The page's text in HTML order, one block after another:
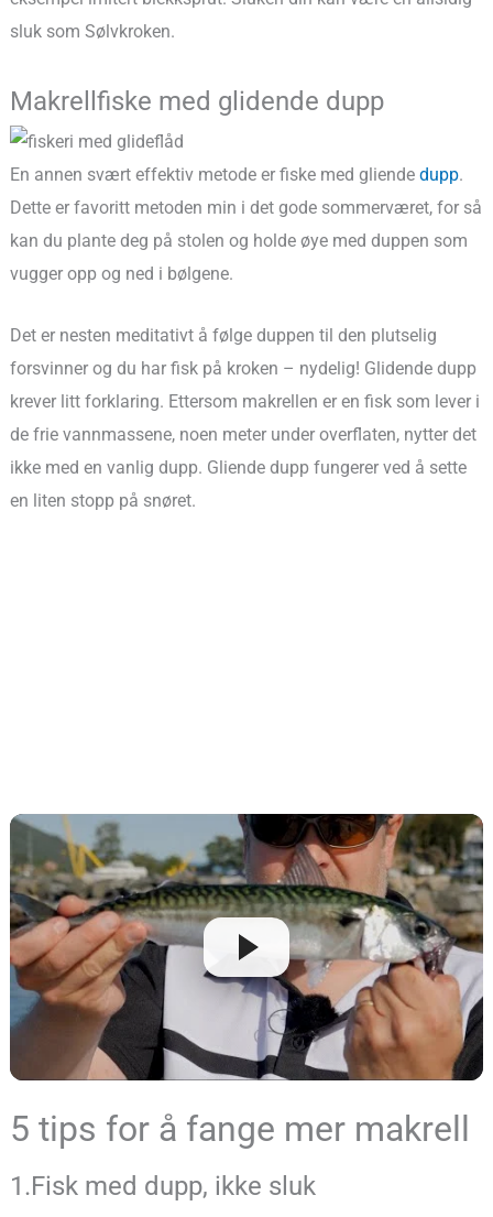
sluk som Sølvkroken.
Makrellfiske med glidende dupp
En annen svært effektiv metode er fiske med gliende dupp.
Dette er favoritt metoden min i det gode sommerværet, for så
kan du plante deg på stolen og holde øye med duppen som
vugger opp og ned i bølgene.
Det er nesten meditativt å følge duppen til den plutselig
forsvinner og du har fisk på kroken – nydelig! Glidende dupp
krever litt forklaring. Ettersom makrellen er en fisk som lever i
de frie vannmassene, noen meter under overflaten, nytter det
ikke med en vanlig dupp. Gliende dupp fungerer ved å sette
en liten stopp på snøret.
Det er ikke så vanskelig som det høres ut, ikke i det hele tatt,
så prøv det. Bli om nødvendig vist hvordan du gjør det der du
kjøper fiskeutstyr.
Det mest populære agnet er sild. Bruker du sild skjærer du
dem i strimler, gjerne litt lange og ikke for brede, da makrellen
har en liten munn.
5 tips for å fange mer makrell
1.Fisk med dupp, ikke sluk